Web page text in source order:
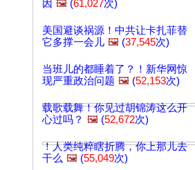
因 🖼️ (61,027次)
美国避谈祸源！中共让卡扎菲替
它多撑一会儿 🖼️ (37,545次)
当班儿的都睡着了？！新华网惊
现严重政治问题 🖼️ (52,153次)
载歌载舞！你见过胡锦涛这么开
心过吗？ 🖼️ (52,672次)
！人类纯粹瞎折腾，你上那儿去
干么 🖼️ (55,049次)